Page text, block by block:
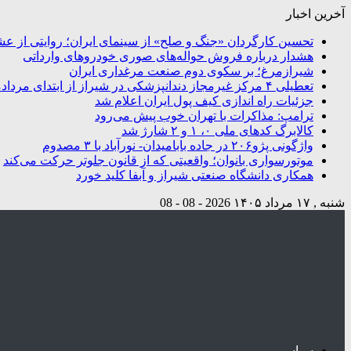
آخرین اخبار
تحسین کارگردان «جنگ و صلح» از سینمای ایران؛ روایتی از
هشدار درباره فروش حواله‌های صوری خودروهای وارداتی
شیرازمرغ؛ بر سکوی دوم صنعت مرغداری ایران
تعطیلی ۴ مرکز غیرمجاز دندانپزشکی در شیراز از ابتدای مردادماه تاکنون
جزئیات راه اندازی کیف پول ایران اعلام شد
ترامپ: مذاکرات با تهران خوب پیش می‌رود
کالابرگ کدهای ملی ۰، ۱ و ۲ شارژ شد
واژگونی پژو۲۰۶ در جاده بابامیدان- نورآباد با ۳ مصدوم
موتورسواری بانوان؛ واقعیتی که از قانون جلوتر حرکت می‌کند
همکاری دانشگاه صنعتی شیراز و آبفا کلید خورد
شنبه , ۱۷ مرداد ۱۴۰۵ 2026 - 08 - 08